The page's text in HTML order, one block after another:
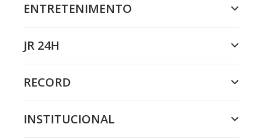
ENTRETENIMENTO
JR 24H
RECORD
INSTITUCIONAL